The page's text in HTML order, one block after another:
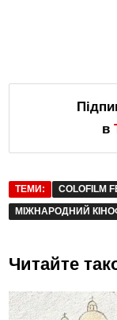
в
ТЕМИ: COLOFILM
МІЖНАРОДНИЙ
Читайте